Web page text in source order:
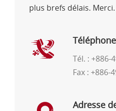
plus brefs délais. Merci.
Téléphone
Tél. : +886-
Fax : +886-
Adresse